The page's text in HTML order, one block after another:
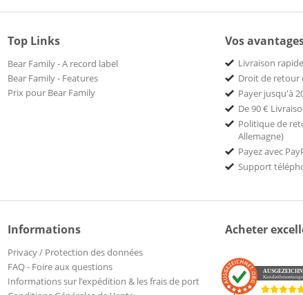
Top Links
Bear Family - A record label
Bear Family - Features
Prix pour Bear Family
Vos
Livraison rapide
Droit de retour
Payer jusqu'à
De 90 €
Politique de
Allemagne)
Payez avec
Support
Informations
Privacy / Protection des données
FAQ - Foire aux questions
Informations sur l’expédition & les frais de port
Acheter